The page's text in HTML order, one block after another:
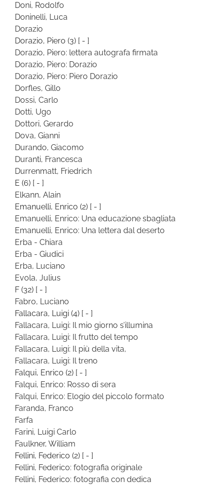
Doni, Rodolfo
Doninelli, Luca
Dorazio
Dorazio, Piero (3) [ - ]
Dorazio, Piero: lettera autografa firmata
Dorazio, Piero: Dorazio
Dorazio, Piero: Piero Dorazio
Dorfles, Gillo
Dossi, Carlo
Dotti, Ugo
Dottori, Gerardo
Dova, Gianni
Durando, Giacomo
Duranti, Francesca
Durrenmatt, Friedrich
E (6) [ - ]
Elkann, Alain
Emanuelli, Enrico (2) [ - ]
Emanuelli, Enrico: Una educazione sbagliata
Emanuelli, Enrico: Una lettera dal deserto
Erba - Chiara
Erba - Giudici
Erba, Luciano
Evola, Julius
F (32) [ - ]
Fabro, Luciano
Fallacara, Luigi (4) [ - ]
Fallacara, Luigi: Il mio giorno s’illumina
Fallacara, Luigi: Il frutto del tempo
Fallacara, Luigi: Il più della vita,
Fallacara, Luigi: Il treno
Falqui, Enrico (2) [ - ]
Falqui, Enrico: Rosso di sera
Falqui, Enrico: Elogio del piccolo formato
Faranda, Franco
Farfa
Farini, Luigi Carlo
Faulkner, William
Fellini, Federico (2) [ - ]
Fellini, Federico: fotografia originale
Fellini, Federico: fotografia con dedica